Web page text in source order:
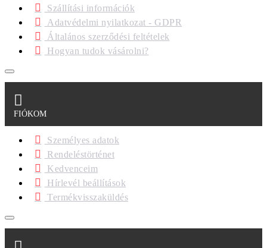
Szállítási információk
Adatvédelmi nyilatkozat - GDPR
Általános szerződési feltételek
Hogyan tudok vásárolni?
FIÓKOM
Személyes adatok
Rendeléstörténet
Kedvenceim
Hírlevél beállítások
Termékvisszaküldés